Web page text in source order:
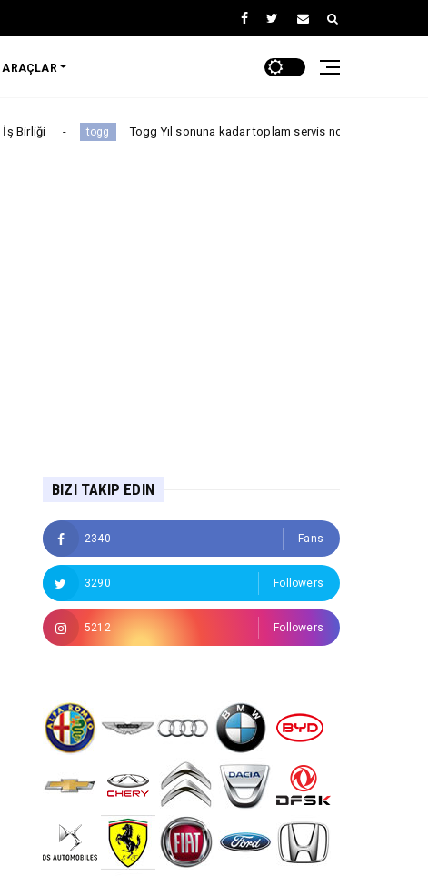
ARAÇLAR
togg Togg Yıl sonuna kadar toplam servis noktası sayısı 64'e çıkıyor
BIZI TAKIP EDIN
2340 Fans
3290 Followers
5212 Followers